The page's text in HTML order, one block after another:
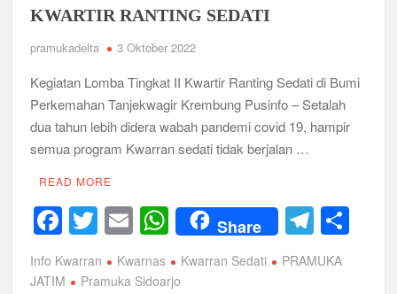
Kerja
Sedati
KWARTIR RANTING SEDATI
pramukadelta 3 Oktober 2022
Kegiatan Lomba Tingkat II Kwartir Ranting Sedati di Bumi
Perkemahan Tanjekwagir Krembung Pusinfo – Setalah
dua tahun lebih didera wabah pandemi covid 19, hampir
semua program Kwarran sedati tidak berjalan …
READ MORE
F
a
c
T
wi
tt
E
m
ail
W
h
at
Share T
el
e
Info Kwarran Kwarnas Kwarran Sedati
PRAMUKA
JATIM
Pramuka Sidoarjo